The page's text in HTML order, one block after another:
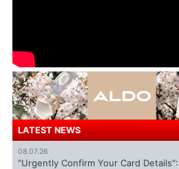
LATEST NEWS
08.07.26
"Urgently Confirm Your Card